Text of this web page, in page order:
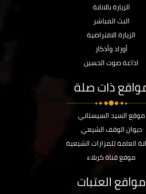
الزيارة بالانابة
البث المباشر
الزيارة الافتراضية
أوراد وأذكار
اذاعة صوت الحسين
ذات صلة
موقع السيد السيستاني
ديوان الوقف الشيعي
العامة للمزارات الشيعية
موقع قناة كربلاء
مواقع العتبات